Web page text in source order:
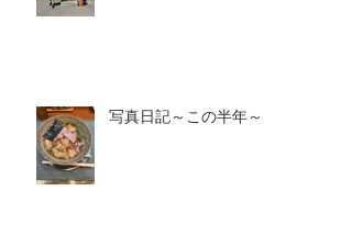
写真日記～この半年～